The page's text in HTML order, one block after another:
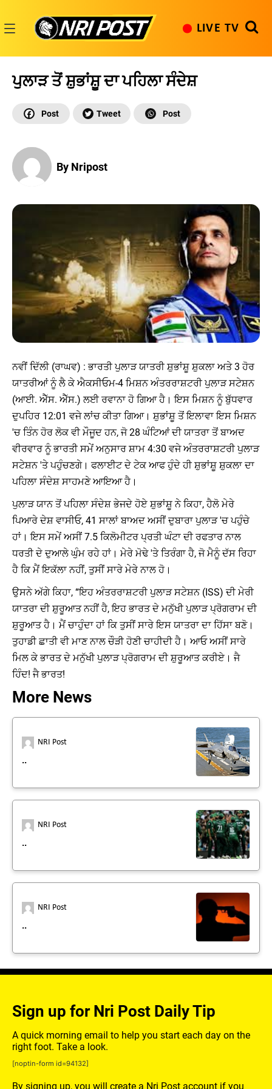
content
LIVE TV
ਪੁਲਾੜ ਤੋਂ ਸ਼ੁਭਾਂਸ਼ੂ ਦਾ ਪਹਿਲਾ ਸੰਦੇਸ਼
By Nripost
ਨਵੀਂ ਦਿੱਲੀ (ਰਾਘਵ) : ਭਾਰਤੀ ਪੁਲਾੜ ਯਾਤਰੀ ਸ਼ੁਭਾਂਸ਼ੂ ਸ਼ੁਕਲਾ ਅਤੇ 3 ਹੋਰ
ਯਾਤਰੀਆਂ ਨੂੰ ਲੈ ਕੇ ਐਕਸੀਓਮ-4 ਮਿਸ਼ਨ ਅੰਤਰਰਾਸ਼ਟਰੀ ਪੁਲਾੜ ਸਟੇਸ਼ਨ
(ਆਈ. ਐੱਸ. ਐੱਸ.) ਲਈ ਰਵਾਨਾ ਹੋ ਗਿਆ ਹੈ। ਇਸ ਮਿਸ਼ਨ ਨੂੰ ਬੁੱਧਵਾਰ
ਦੁਪਹਿਰ 12:01 ਵਜੇ ਲਾਂਚ ਕੀਤਾ ਗਿਆ। ਸ਼ੁਭਾਂਸ਼ੂ ਤੋਂ ਇਲਾਵਾ ਇਸ ਮਿਸ਼ਨ
'ਚ ਤਿੰਨ ਹੋਰ ਲੋਕ ਵੀ ਮੌਜੂਦ ਹਨ, ਜੋ 28 ਘੰਟਿਆਂ ਦੀ ਯਾਤਰਾ ਤੋਂ ਬਾਅਦ
ਵੀਰਵਾਰ ਨੂੰ ਭਾਰਤੀ ਸਮੇਂ ਅਨੁਸਾਰ ਸ਼ਾਮ 4:30 ਵਜੇ ਅੰਤਰਰਾਸ਼ਟਰੀ ਪੁਲਾੜ
ਸਟੇਸ਼ਨ 'ਤੇ ਪਹੁੰਚਣਗੇ। ਫਲਾਈਟ ਦੇ ਟੇਕ ਆਫ ਹੁੰਦੇ ਹੀ ਸ਼ੁਭਾਂਸ਼ੂ ਸ਼ੁਕਲਾ ਦਾ
ਪਹਿਲਾ ਸੰਦੇਸ਼ ਸਾਹਮਣੇ ਆਇਆ ਹੈ।
ਪੁਲਾੜ ਯਾਨ ਤੋਂ ਪਹਿਲਾ ਸੰਦੇਸ਼ ਭੇਜਦੇ ਹੋਏ ਸ਼ੁਭਾਂਸ਼ੂ ਨੇ ਕਿਹਾ, ਹੈਲੋ ਮੇਰੇ
ਪਿਆਰੇ ਦੇਸ਼ ਵਾਸੀਓ, 41 ਸਾਲਾਂ ਬਾਅਦ ਅਸੀਂ ਦੁਬਾਰਾ ਪੁਲਾੜ 'ਚ ਪਹੁੰਚੇ
ਹਾਂ। ਇਸ ਸਮੇਂ ਅਸੀਂ 7.5 ਕਿਲੋਮੀਟਰ ਪ੍ਰਤੀ ਘੰਟਾ ਦੀ ਰਫਤਾਰ ਨਾਲ
ਧਰਤੀ ਦੇ ਦੁਆਲੇ ਘੁੰਮ ਰਹੇ ਹਾਂ। ਮੇਰੇ ਮੋਢੇ 'ਤੇ ਤਿਰੰਗਾ ਹੈ, ਜੋ ਮੈਨੂੰ ਦੱਸ ਰਿਹਾ
ਹੈ ਕਿ ਮੈਂ ਇਕੱਲਾ ਨਹੀਂ, ਤੁਸੀਂ ਸਾਰੇ ਮੇਰੇ ਨਾਲ ਹੋ।
ਉਸਨੇ ਅੱਗੇ ਕਿਹਾ, “ਇਹ ਅੰਤਰਰਾਸ਼ਟਰੀ ਪੁਲਾੜ ਸਟੇਸ਼ਨ (ISS) ਦੀ ਮੇਰੀ
ਯਾਤਰਾ ਦੀ ਸ਼ੁਰੂਆਤ ਨਹੀਂ ਹੈ, ਇਹ ਭਾਰਤ ਦੇ ਮਨੁੱਖੀ ਪੁਲਾੜ ਪ੍ਰੋਗਰਾਮ ਦੀ
ਸ਼ੁਰੂਆਤ ਹੈ। ਮੈਂ ਚਾਹੁੰਦਾ ਹਾਂ ਕਿ ਤੁਸੀਂ ਸਾਰੇ ਇਸ ਯਾਤਰਾ ਦਾ ਹਿੱਸਾ ਬਣੋ।
ਤੁਹਾਡੀ ਛਾਤੀ ਵੀ ਮਾਣ ਨਾਲ ਚੌੜੀ ਹੋਣੀ ਚਾਹੀਦੀ ਹੈ। ਆਓ ਅਸੀਂ ਸਾਰੇ
ਮਿਲ ਕੇ ਭਾਰਤ ਦੇ ਮਨੁੱਖੀ ਪੁਲਾੜ ਪ੍ਰੋਗਰਾਮ ਦੀ ਸ਼ੁਰੂਆਤ ਕਰੀਏ। ਜੈ
ਹਿੰਦ! ਜੈ ਭਾਰਤ!
More News
NRI Post
..
NRI Post
..
NRI Post
..
Sign up for Nri Post Daily Tip
A quick morning email to help you start each day on the
right foot. Take a look.
[noptin-form id=94132]
By signing up, you will create a Nri Post account if you